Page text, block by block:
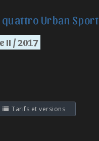
quattro Urban Sport
II / 2017
Tarifs et versions